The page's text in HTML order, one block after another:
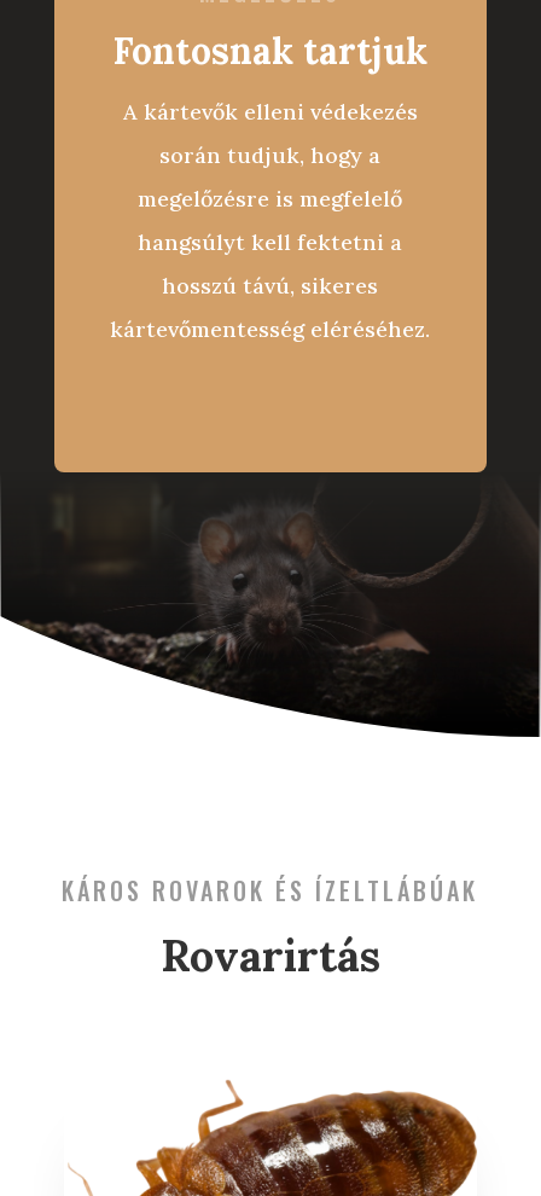
Fontosnak tartjuk
A kártevők elleni védekezés
során tudjuk, hogy a
megelőzésre is megfelelő
hangsúlyt kell fektetni a
hosszú távú, sikeres
kártevőmentesség eléréséhez.
KÁROS ROVAROK ÉS ÍZELTLÁBÚAK
Rovarirtás